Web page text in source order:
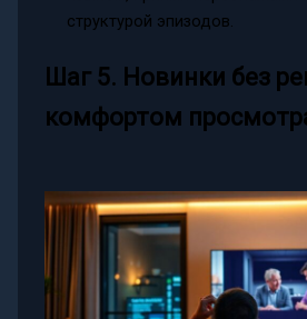
структурой эпизодов.
Шаг 5. Новинки без
комфортом